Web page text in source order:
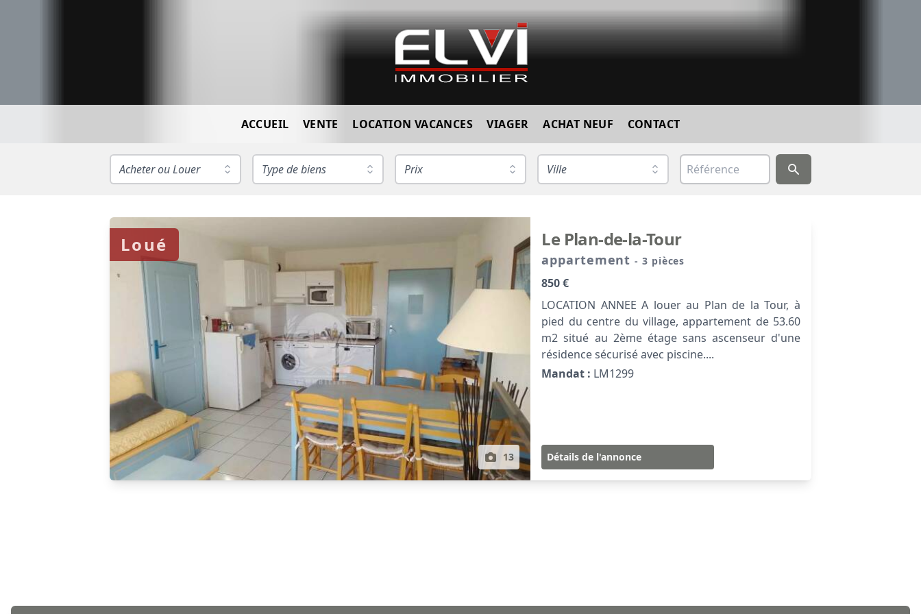
ACCUEIL VENTE LOCATION VACANCES VIAGER ACHAT NEUF CONTACT
Acheter ou Louer Type de biens Prix Ville
13
Loué Le Plan-de-la-Tour
appartement- 3 pièces
850 €
LOCATION ANNEE A louer au Plan de la Tour, à
pied du centre du village, appartement de 53.60
m2 situé au 2ème étage sans ascenseur d'une
résidence sécurisé avec piscine....
Mandat : LM1299
Détails de l'annonce